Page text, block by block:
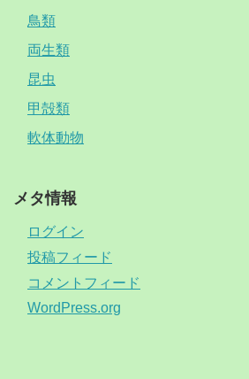
鳥類
両生類
昆虫
甲殻類
軟体動物
メタ情報
ログイン
投稿フィード
コメントフィード
WordPress.org